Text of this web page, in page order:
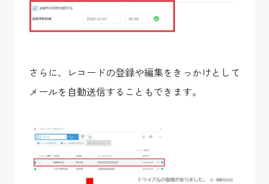
さらに、レコードの登録や編集をきっかけとして
メールを自動送信することもできます。